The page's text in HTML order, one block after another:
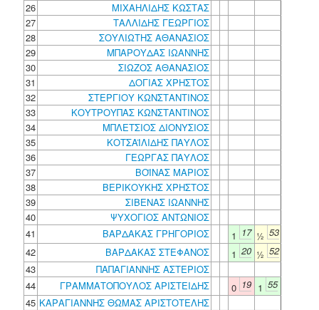
26
ΜΙΧΑΗΛΙΔΗΣ ΚΩΣΤΑΣ
27
ΤΑΛΛΙΔΗΣ ΓΕΩΡΓΙΟΣ
28
ΣΟΥΛΙΩΤΗΣ ΑΘΑΝΑΣΙΟΣ
29
ΜΠΑΡΟΥΔΑΣ ΙΩΑΝΝΗΣ
30
ΣΙΩΖΟΣ ΑΘΑΝΑΣΙΟΣ
31
ΔΟΓΙΑΣ ΧΡΗΣΤΟΣ
32
ΣΤΕΡΓΙΟΥ ΚΩΝΣΤΑΝΤΙΝΟΣ
33
ΚΟΥΤΡΟΥΠΑΣ ΚΩΝΣΤΑΝΤΙΝΟΣ
34
ΜΠΛΕΤΣΙΟΣ ΔΙΟΝΥΣΙΟΣ
35
ΚΟΤΣΑΪΛΙΔΗΣ ΠΑΥΛΟΣ
36
ΓΕΩΡΓΑΣ ΠΑΥΛΟΣ
37
ΒΟΪΝΑΣ ΜΑΡΙΟΣ
38
ΒΕΡΙΚΟΥΚΗΣ ΧΡΗΣΤΟΣ
39
ΣΙΒΕΝΑΣ ΙΩΑΝΝΗΣ
40
ΨΥΧΟΓΙΟΣ ΑΝΤΩΝΙΟΣ
41
ΒΑΡΔΑΚΑΣ ΓΡΗΓΟΡΙΟΣ 1 17 ½ 53
42
ΒΑΡΔΑΚΑΣ ΣΤΕΦΑΝΟΣ 1 20 ½ 52
43
ΠΑΠΑΓΙΑΝΝΗΣ ΑΣΤΕΡΙΟΣ
44
ΓΡΑΜΜΑΤΟΠΟΥΛΟΣ ΑΡΙΣΤΕΙΔΗΣ 0 19 1 55
45 ΚΑΡΑΓΙΑΝΝΗΣ ΘΩΜΑΣ ΑΡΙΣΤΟΤΕΛΗΣ